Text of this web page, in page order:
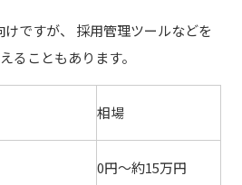
ですが、 採用管理ツールなどを
ることもあります。
相場
0円～約15万円